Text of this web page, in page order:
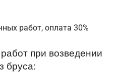
работ, оплата 30%
при возведении
бруса: